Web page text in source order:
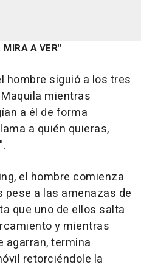
A VER"
hombre siguió a los tres
mientras
a él de forma
a quién quieras,
el hombre comienza
pese a las amenazas de
que uno de ellos salta
y mientras
agarran, termina
retorciéndole la